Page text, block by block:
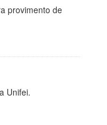
provimento de
Unifei.